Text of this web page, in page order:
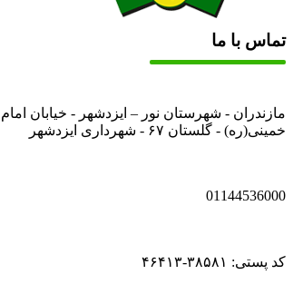
تماس با ما
مازندران - شهرستان نور – ایزدشهر - خیابان امام
خمینی(ره) - گلستان ۶۷ - شهرداری ایزدشهر
01144536000
کد پستی: ۳۸۵۸۱-۴۶۴۱۳